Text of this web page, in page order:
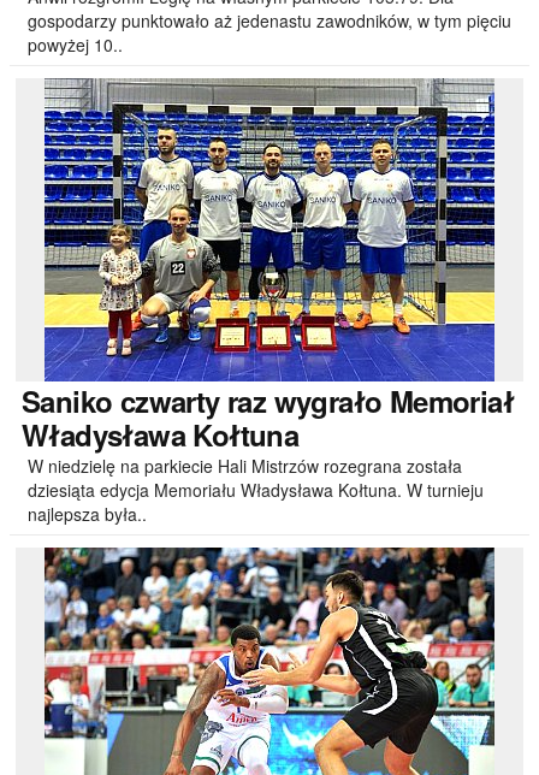
gospodarzy punktowało aż jedenastu zawodników, w tym pięciu
powyżej 10..
Saniko czwarty raz wygrało Memoriał
Władysława Kołtuna
W niedzielę na parkiecie Hali Mistrzów rozegrana została
dziesiąta edycja Memoriału Władysława Kołtuna. W turnieju
najlepsza była..